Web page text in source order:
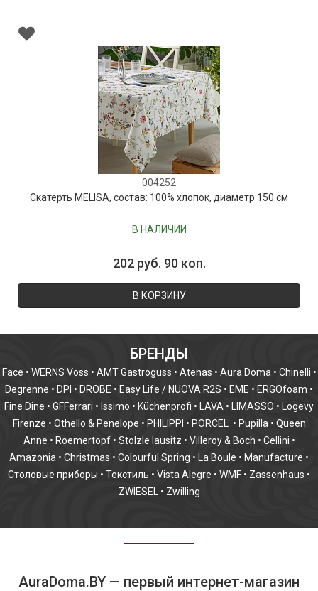
004252
Скатерть MELISA, состав: 100% хлопок, диаметр 150 см
В НАЛИЧИИ
202 руб. 90 коп.
В КОРЗИНУ
БРЕНДЫ
Face • WERNS Voss • AMT Gastroguss • Atenas • Aura Doma • Chinelli •
Degrenne • DPI • DROBE • Easy Life / NUOVA R2S • EME • ERGOfoam •
Fine Dine • GFFerrari • Issimo • Küchenprofi • LAVA • LIMASSO • Logevy
Firenze • Othello & Penelope • PHILIPPI • PORCEL • Pupilla • Queen
Anne • Roemertopf • Stolzle lausitz • Villeroy & Boch • Cellini •
Amazonia • Christmas • Colourful Spring • La Boule • Manufacture •
Столовые приборы • Текстиль • Vista Alegre • WMF • Zassenhaus •
ZWIESEL
• Zwilling
AuraDoma.BY — первый интернет-магазин